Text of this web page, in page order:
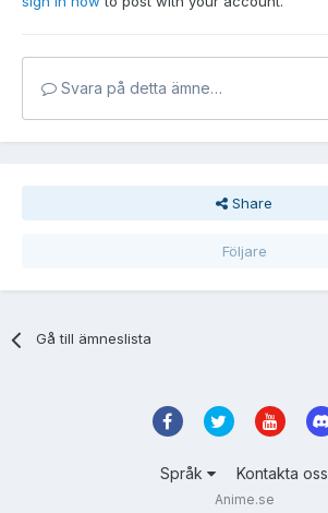
Svara på detta ämne…
Share
Följare
Gå till ämneslista
Språk Kontakta oss
Anime.se